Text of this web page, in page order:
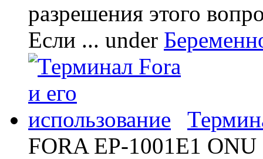
разрешения этого
Если ... under
FORA EP-1001E1 ONU